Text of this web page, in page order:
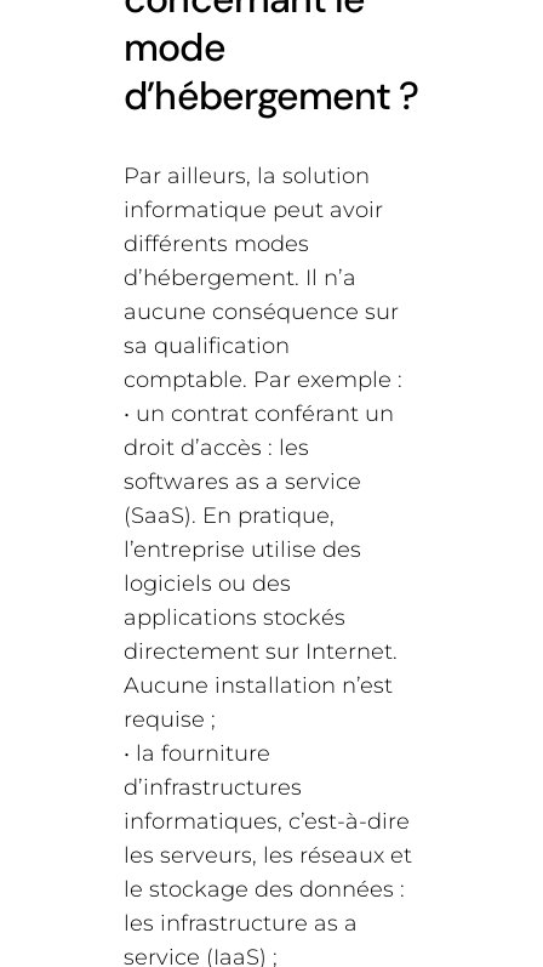
mode
d’hébergement ?
Par ailleurs, la solution
informatique peut avoir
différents modes
d’hébergement. Il n’a
aucune conséquence sur
sa qualification
comptable. Par exemple :
• un contrat conférant un
droit d’accès : les
softwares as a service
(SaaS). En pratique,
l’entreprise utilise des
logiciels ou des
applications stockés
directement sur Internet.
Aucune installation n’est
requise ;
• la fourniture
d’infrastructures
informatiques, c’est-à-dire
les serveurs, les réseaux et
le stockage des données :
les infrastructure as a
service (IaaS) ;